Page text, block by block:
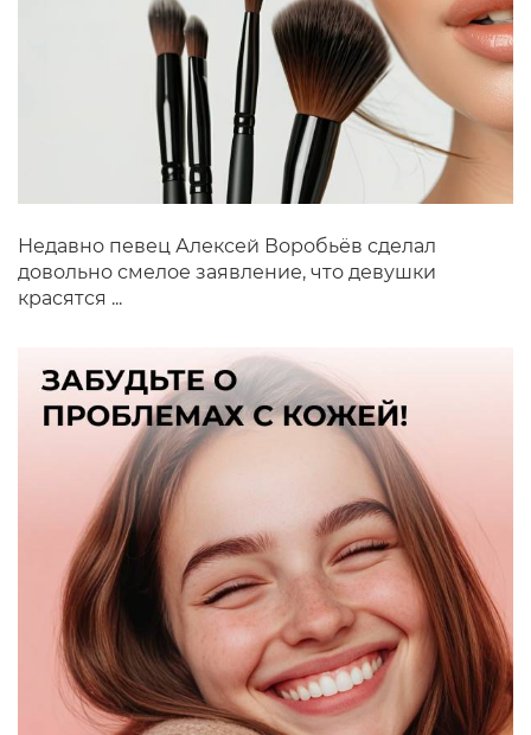
Недавно певец Алексей Воробьёв сделал
довольно смелое заявление, что девушки
красятся ...